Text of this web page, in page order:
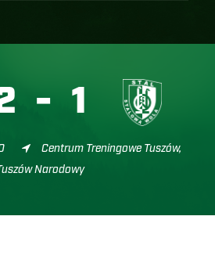
- 1
Centrum Treningowe Tuszów,
Narodowy